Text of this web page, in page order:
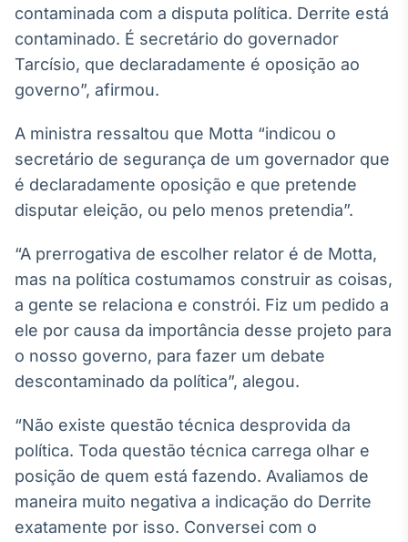
IA
Em breve
BroadFast
Em breve
Gestão de
Em breve
Tokenização
de ativos
Em breve
contaminada com a disputa política. Derrite está
contaminado. É secretário do governador
Tarcísio, que declaradamente é oposição ao
governo”, afirmou.
A ministra ressaltou que Motta “indicou o
secretário de segurança de um governador que
é declaradamente oposição e que pretende
disputar eleição, ou pelo menos pretendia”.
“A prerrogativa de escolher relator é de Motta,
mas na política costumamos construir as coisas,
a gente se relaciona e constrói. Fiz um pedido a
ele por causa da importância desse projeto para
o nosso governo, para fazer um debate
descontaminado da política”, alegou.
“Não existe questão técnica desprovida da
política. Toda questão técnica carrega olhar e
posição de quem está fazendo. Avaliamos de
maneira muito negativa a indicação do Derrite
exatamente por isso. Conversei com o